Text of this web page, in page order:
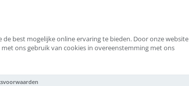
de best mogelijke online ervaring te bieden. Door onze website
ons gebruik van cookies in overeenstemming met ons